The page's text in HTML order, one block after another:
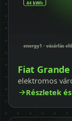
Fiat
elektromos
Részletek